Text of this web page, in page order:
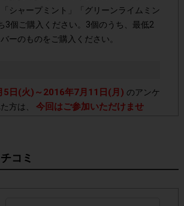
「シャープミント」「グリーンライムミン
3個ご購入ください。3個のうち、最低2
ーのものをご購入ください。
5日(火)～2016年7月11日(月) のアンケ
方は、 今回はご参加いただけませ
「クロレッツXPガム(スティックタイ
クロレッツシリーズ商品をご購入いただ
コミ